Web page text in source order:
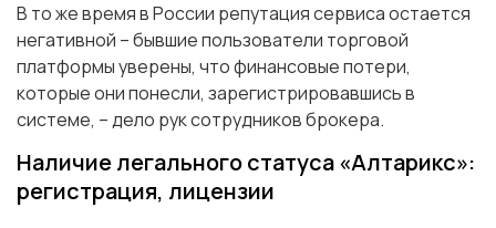
В то же время в России репутация сервиса остается
негативной – бывшие пользователи торговой
платформы уверены, что финансовые потери,
которые они понесли, зарегистрировавшись в
системе, – дело рук сотрудников брокера.
Наличие легального статуса «Алтарикс»:
регистрация, лицензии